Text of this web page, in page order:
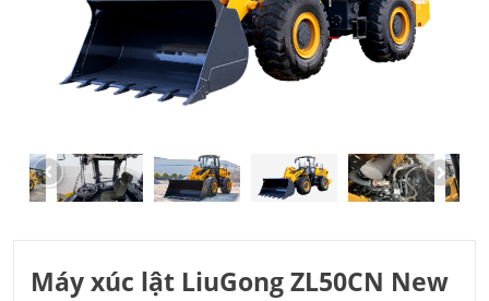
Máy xúc lật LiuGong ZL50CN New